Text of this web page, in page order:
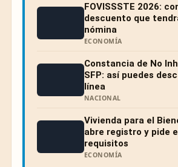
FOVISSSTE 2026:
descuento que
nómina
ECONOMÍA
Constancia de No
SFP: así puedes
línea
NACIONAL
Vivienda para el
abre registro y pide
requisitos
ECONOMÍA